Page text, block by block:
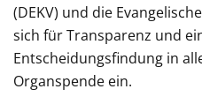
(DEKV) und die
sich für Transparenz und
Entscheidungsfindung in
Organspende ein.